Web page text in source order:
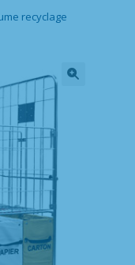
recyclage